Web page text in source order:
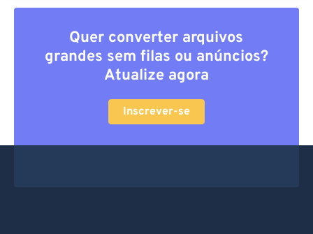
Quer converter arquivos
grandes sem filas ou anúncios?
Atualize agora
Inscrever-se